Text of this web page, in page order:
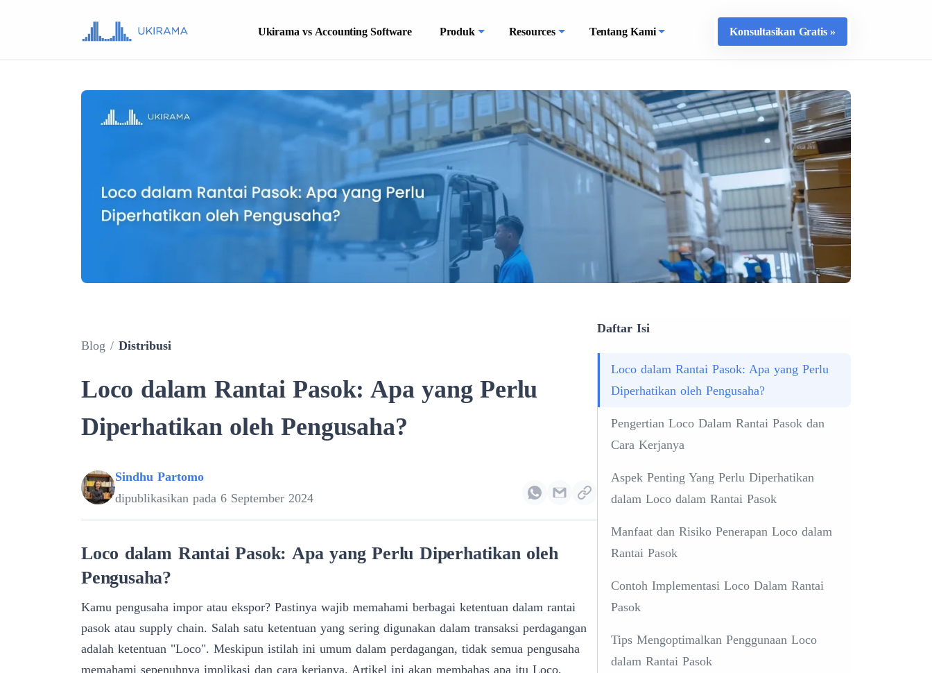
Ukirama vs Accounting Software Produk Resources Tentang Kami Konsultasikan Gratis »
Blog / Distribusi
Loco dalam Rantai Pasok: Apa yang Perlu
Diperhatikan oleh Pengusaha?
Sindhu Partomo
dipublikasikan pada 6 September 2024
Loco dalam Rantai Pasok: Apa yang Perlu Diperhatikan oleh
Pengusaha?
Kamu pengusaha impor atau ekspor? Pastinya wajib memahami berbagai ketentuan dalam rantai
pasok atau supply chain. Salah satu ketentuan yang sering digunakan dalam transaksi perdagangan
adalah ketentuan "Loco". Meskipun istilah ini umum dalam perdagangan, tidak semua pengusaha
memahami sepenuhnya implikasi dan cara kerjanya. Artikel ini akan membahas apa itu Loco,
Daftar Isi
Loco dalam Rantai Pasok: Apa yang Perlu
Diperhatikan oleh Pengusaha?
Pengertian Loco Dalam Rantai Pasok dan
Cara Kerjanya
Aspek Penting Yang Perlu Diperhatikan
dalam Loco dalam Rantai Pasok
Manfaat dan Risiko Penerapan Loco dalam
Rantai Pasok
Contoh Implementasi Loco Dalam Rantai
Pasok
Tips Mengoptimalkan Penggunaan Loco
dalam Rantai Pasok